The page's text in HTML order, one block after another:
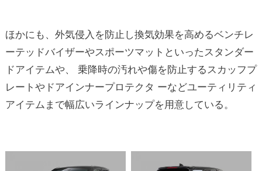
ほかにも、外気侵入を防止し換気効果を高めるベンチレ
ーテッドバイザーやスポーツマットといったスタンダー
ドアイテムや、 乗降時の汚れや傷を防止するスカッフプ
レートやドアインナープロテクタ ーなどユーティリティ
アイテムまで幅広いラインナップを用意している。